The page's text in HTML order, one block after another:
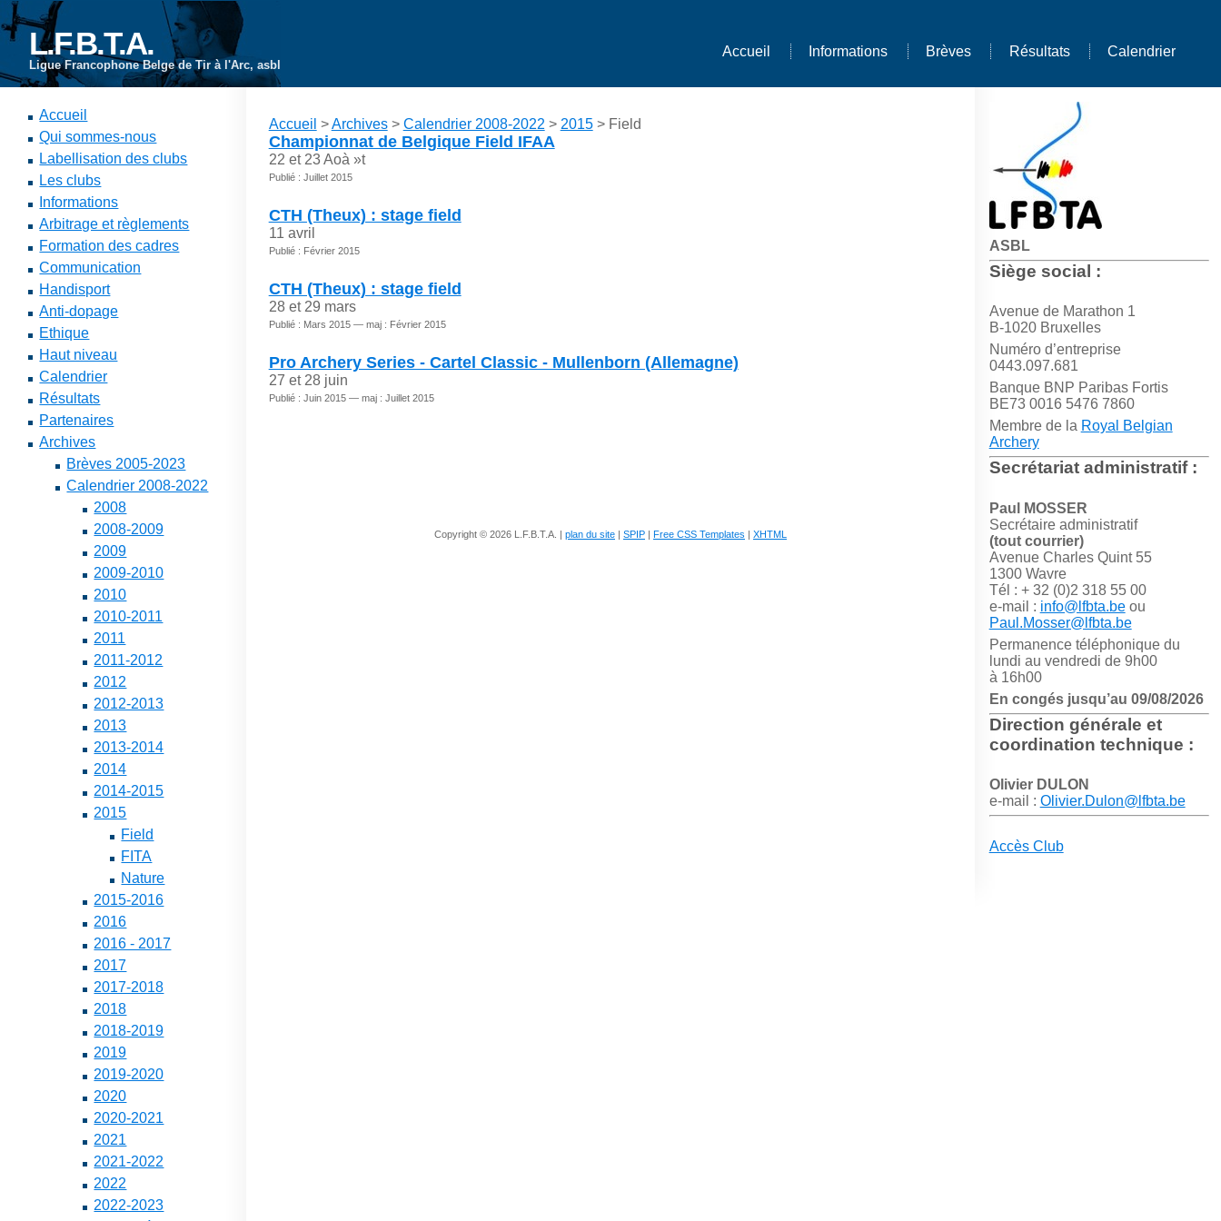
L.F.B.T.A.
Ligue Francophone Belge de Tir à l'Arc, asbl
Accueil Informations Brèves Résultats Calendrier
ASBL
Siège social :
Avenue de Marathon 1
B-1020 Bruxelles
Numéro d’entreprise
0443.097.681
Banque BNP Paribas Fortis
BE73 0016 5476 7860
Membre de la Royal Belgian
Archery
Secrétariat administratif :
Paul MOSSER
Secrétaire administratif
(tout courrier)
Avenue Charles Quint 55
1300 Wavre
Tél : + 32 (0)2 318 55 00
e-mail : info@lfbta.beou
Paul.Mosser@lfbta.be
Permanence téléphonique du
lundi au vendredi de 9h00
à 16h00
En congés jusqu’au 09/08/2026
Direction générale et
coordination technique :
Olivier DULON
e-mail : Olivier.Dulon@lfbta.be
Accès Club
Accueil
Qui sommes-nous
Labellisation des clubs
Les clubs
Informations
Arbitrage et règlements
Formation des cadres
Communication
Handisport
Anti-dopage
Ethique
Haut niveau
Calendrier
Résultats
Partenaires
Archives
Brèves 2005-2023
Calendrier 2008-2022
2008
2008-2009
2009
2009-2010
2010
2010-2011
2011
2011-2012
2012
2012-2013
2013
2013-2014
2014
2014-2015
2015
Field
FITA
Nature
2015-2016
2016
2016 - 2017
2017
2017-2018
2018
2018-2019
2019
2019-2020
2020
2020-2021
2021
2021-2022
2022
2022-2023
Accueil >Archives> Calendrier 2008-2022 > 2015> Field
Championnat de Belgique Field IFAA
22 et 23 Aoà »t
Publié : Juillet 2015
CTH (Theux) : stage field
11 avril
Publié : Février 2015
CTH (Theux) : stage field
28 et 29 mars
Publié : Mars 2015 — maj : Février 2015
Pro Archery Series - Cartel Classic - Mullenborn (Allemagne)
27 et 28 juin
Publié : Juin 2015 — maj : Juillet 2015
Copyright © 2026 L.F.B.T.A. | plan du site | SPIP | Free CSS Templates | XHTML